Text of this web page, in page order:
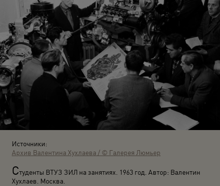
Источники:
Архив Валентина Хухлаева / © Галерея Люмьер
Студенты ВТУЗ ЗИЛ на занятиях. 1963 год. Автор: Валентин
Хухлаев. Москва.